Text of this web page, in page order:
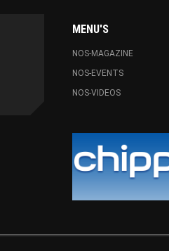
MENU'S
NOS-MAGAZINE
NOS-EVENTS
NOS-VIDEOS